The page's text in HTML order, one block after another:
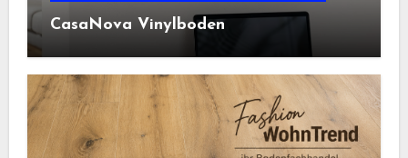
CasaNova Vinylboden